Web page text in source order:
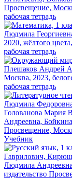
рабочая тетрадь
рабочая тетрадь
рабочая тетрадь
Учебник